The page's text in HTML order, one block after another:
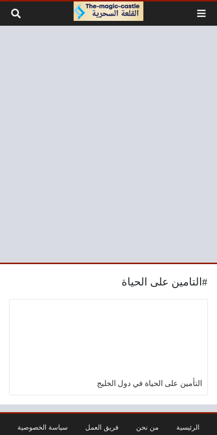
#التامين على الحياة
التأمين على الحياة في دول الخليج
الرئيسية من نحن فريق العمل سياسة الخصوصية